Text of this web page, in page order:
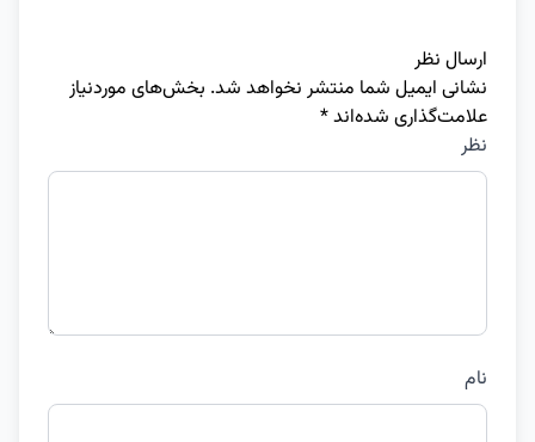
ارسال نظر
نشانی ایمیل شما منتشر نخواهد شد. بخش‌های موردنیاز
علامت‌گذاری شده‌اند*
نظر
نام